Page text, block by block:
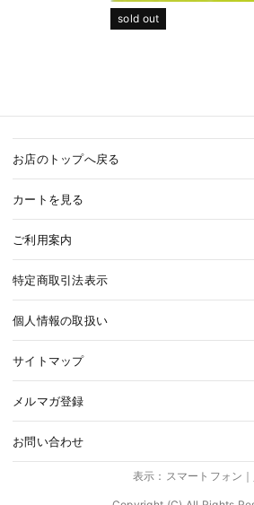
sold out
お店のトップへ戻る
カートを見る
ご利用案内
特定商取引法表示
個人情報の取扱い
サイトマップ
メルマガ登録
お問い合わせ
表示：スマートフォン｜